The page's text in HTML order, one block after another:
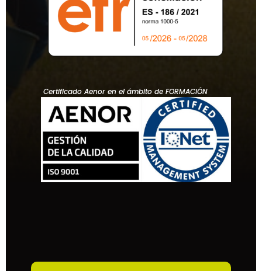
Certificado Aenor en el ámbito de FORMACIÓN